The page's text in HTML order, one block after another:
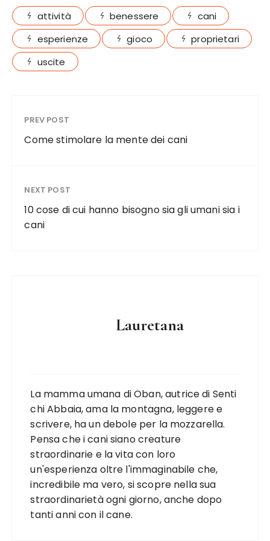
c
e
b
o
k
it
te
r
te
re
st
ai
l
a
re
attività benessere
cani
esperienze
gioco
proprietari
uscite
PREV POST
Come stimolare la mente dei cani
NEXT POST
10 cose di cui hanno bisogno sia gli umani sia i
cani
Lauretana
La mamma umana di Oban, autrice di Senti
chi Abbaia, ama la montagna, leggere e
scrivere, ha un debole per la mozzarella.
Pensa che i cani siano creature
straordinarie e la vita con loro
un'esperienza oltre l'immaginabile che,
incredibile ma vero, si scopre nella sua
straordinarietà ogni giorno, anche dopo
tanti anni con il cane.